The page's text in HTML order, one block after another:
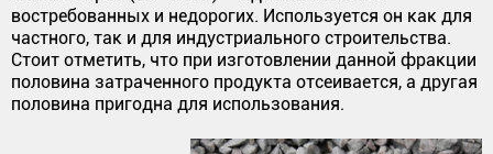
востребованных и недорогих. Используется он как для
частного, так и для индустриального строительства.
Стоит отметить, что при изготовлении данной фракции
половина затраченного продукта отсеивается, а другая
половина пригодна для использования.